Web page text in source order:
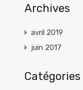
Archives
avril 2019
juin 2017
Catégories